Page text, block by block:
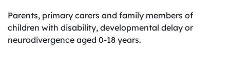
Parents, primary carers and family members of
children with disability, developmental delay or
neurodivergence aged 0-18 years.